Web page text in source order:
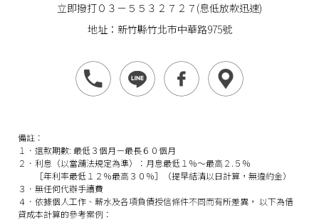
立即撥打０３－５５３２７２７(息低放款迅速)
地址：新竹縣竹北市中華路975號
備註：
１．還款期數: 最低３個月－最長６０個月
２．利息（以當舖法規定為準）：月息最低１％～最高２.５％
［年利率最低１２％最高３０％］（提早結清以日計算，無違約金）
３．無任何代辦手續費
４．依據個人工作、薪水及各項負債授信條件不同而有所差異， 以下為借
貸成本計算的參考案例：